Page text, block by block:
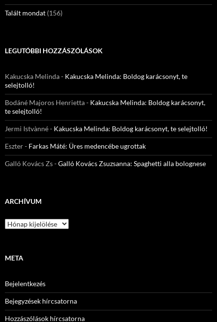
Talált mondat (156)
LEGUTÓBBI HOZZÁSZÓLÁSOK
Kakucska Melinda- Kakucska Melinda: Boldog karácsonyt, te
selejtolló!
Bodáné Majoros Henrietta- Kakucska Melinda: Boldog karácsonyt,
te selejtolló!
Jermi Istvànné- Kakucska Melinda: Boldog karácsonyt, te selejtolló!
Eszter- Farkas Máté: Üres medencébe ugrottak
Galló Kovács Zs-Galló Kovács Zsuzsanna: Spaghetti alla bolognese
ARCHÍVUM
Archívum
META
Bejelentkezés
Bejegyzések hírcsatorna
Hozzászólások hírcsatorna